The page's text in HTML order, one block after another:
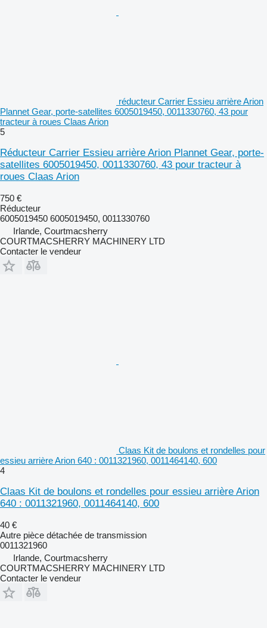
réducteur Carrier Essieu arrière Arion
Plannet Gear, porte-satellites 6005019450, 0011330760, 43 pour
tracteur à roues Claas Arion
5
Réducteur Carrier Essieu arrière Arion Plannet Gear, porte-
satellites 6005019450, 0011330760, 43 pour tracteur à
roues Claas Arion
750 €
Réducteur
6005019450 6005019450, 0011330760
Irlande, Courtmacsherry
COURTMACSHERRY MACHINERY LTD
Contacter le vendeur
Claas Kit de boulons et rondelles pour
essieu arrière Arion 640 : 0011321960, 0011464140, 600
4
Claas Kit de boulons et rondelles pour essieu arrière Arion
640 : 0011321960, 0011464140, 600
40 €
Autre pièce détachée de transmission
0011321960
Irlande, Courtmacsherry
COURTMACSHERRY MACHINERY LTD
Contacter le vendeur